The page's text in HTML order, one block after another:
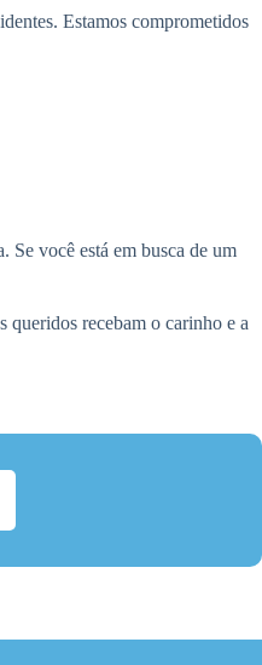
Estamos comprometidos
Se você está em busca de um
queridos recebam o carinho e a